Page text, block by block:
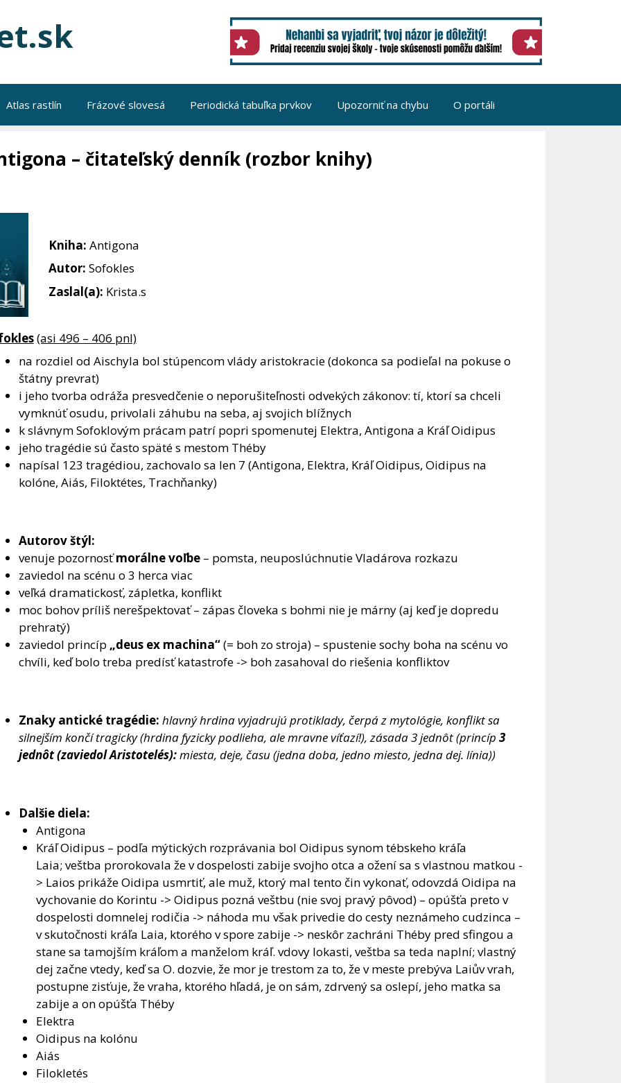
Atlas rastlín Frázové slovesá Periodická tabuľka prvkov Upozorniť na chybu O portáli
– čitateľský denník (rozbor knihy)
Kniha: Antigona
Autor: Sofokles
Zaslal(a): Krista.s
(asi 496 – 406 pnl)
na rozdiel od Aischyla bol stúpencom vlády aristokracie (dokonca sa podieľal na pokuse o
štátny prevrat)
i jeho tvorba odráža presvedčenie o neporušiteľnosti odvekých zákonov: tí, ktorí sa chceli
vymknúť osudu, privolali záhubu na seba, aj svojich blížnych
k slávnym Sofoklovým prácam patrí popri spomenutej Elektra, Antigona a Kráľ Oidipus
jeho tragédie sú často späté s mestom Théby
napísal 123 tragédiou, zachovalo sa len 7 (Antigona, Elektra, Kráľ Oidipus, Oidipus na
kolóne, Aiás, Filoktétes, Trachňanky)
Autorov štýl:
venuje pozornosťmorálne voľbe– pomsta, neuposlúchnutie Vladárova rozkazu
zaviedol na scénu o 3 herca viac
veľká dramatickosť, zápletka, konflikt
moc bohov príliš nerešpektovať – zápas človeka s bohmi nie je márny (aj keď je dopredu
prehratý)
zaviedol princíp „deus ex machina“(= boh zo stroja) – spustenie sochy boha na scénu vo
chvíli, keď bolo treba predísť katastrofe -> boh zasahoval do riešenia konfliktov
Znaky antické tragédie: hlavný hrdina vyjadrujú protiklady, čerpá z mytológie, konflikt sa
silnejším končí tragicky (hrdina fyzicky podlieha, ale mravne víťazí!), zásada 3 jednôt (princíp 3
jednôt (zaviedol Aristotelés):miesta, deje, času (jedna doba, jedno miesto, jedna dej. línia))
Dalšie diela:
Antigona
Kráľ Oidipus – podľa mýtických rozprávania bol Oidipus synom tébskeho kráľa
Laia; veštba prorokovala že v dospelosti zabije svojho otca a ožení sa s vlastnou matkou -
> Laios prikáže Oidipa usmrtiť, ale muž, ktorý mal tento čin vykonať, odovzdá Oidipa na
vychovanie do Korintu -> Oidipus pozná veštbu (nie svoj pravý pôvod) – opúšťa preto v
dospelosti domnelej rodičia -> náhoda mu však privedie do cesty neznámeho cudzinca –
v skutočnosti kráľa Laia, ktorého v spore zabije -> neskôr zachráni Théby pred sfingou a
stane sa tamojším kráľom a manželom kráľ. vdovy Iokasti, veštba sa teda naplní; vlastný
dej začne vtedy, keď sa O. dozvie, že mor je trestom za to, že v meste prebýva Laiův vrah,
postupne zisťuje, že vraha, ktorého hľadá, je on sám, zdrvený sa oslepí, jeho matka sa
zabije a on opúšťa Théby
Elektra
Oidipus na kolónu
Aiás
Filokletés